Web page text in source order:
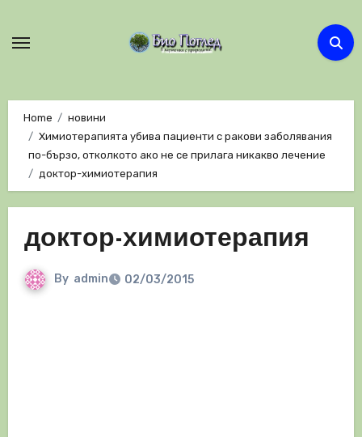
Home
новини
Химиотерапията убива пациенти с ракови заболявания
по-бързо, отколкото ако не се прилага никакво лечение
доктор-химиотерапия
доктор-химиотерапия
By admin 02/03/2015